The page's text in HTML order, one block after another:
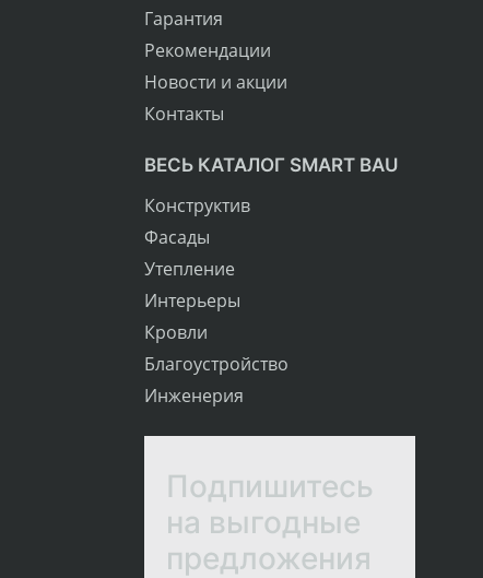
Гарантия
Рекомендации
Новости и акции
Контакты
ВЕСЬ КАТАЛОГ SMART BAU
Конструктив
Фасады
Утепление
Интерьеры
Кровли
Благоустройство
Инженерия
Подпишитесь
на выгодные
предложения